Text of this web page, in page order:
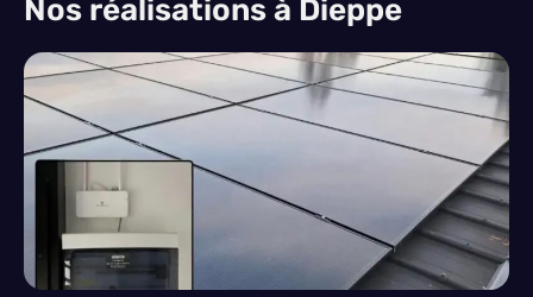
Nos réalisations à Dieppe